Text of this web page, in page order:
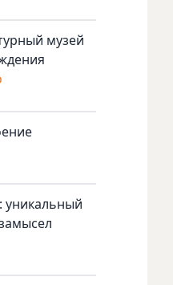
музей
уникальный